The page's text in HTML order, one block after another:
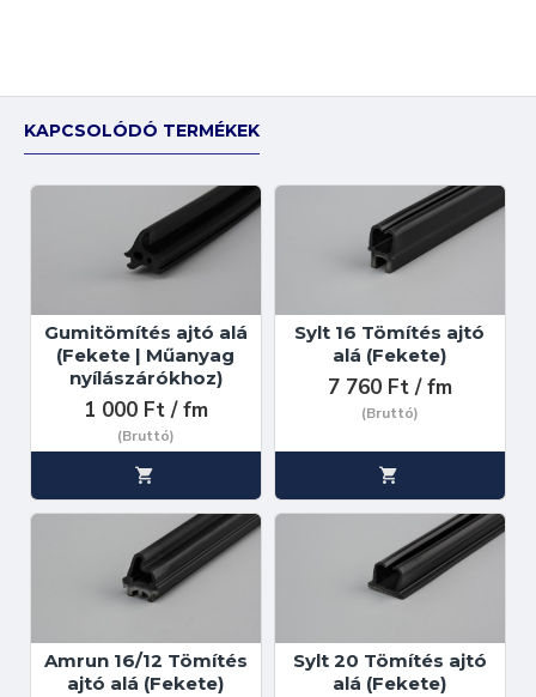
KAPCSOLÓDÓ TERMÉKEK
Gumitömítés ajtó alá
(Fekete | Műanyag
nyílászárókhoz)
1 000 Ft / fm
(Bruttó)
Sylt 16 Tömítés ajtó
alá (Fekete)
7 760 Ft / fm
(Bruttó)
Amrun 16/12 Tömítés
ajtó alá (Fekete)
Sylt 20 Tömítés ajtó
alá (Fekete)